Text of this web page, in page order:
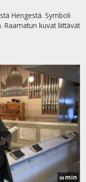
Hengestä. Symboli
Raamatun kuvat liittävät
30 min